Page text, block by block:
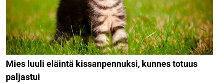
Mies luuli eläintä kissanpennuksi, kunnes totuus
paljastui